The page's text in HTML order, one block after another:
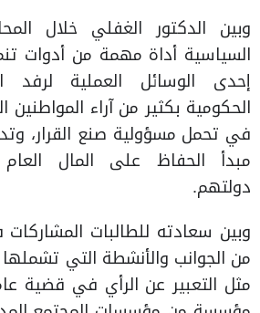
وبين الدكتور الغفلي خلال
السياسية أداة مهمة من أدوات
إحدى الوسائل العملية لرفد
الحكومية بكثير من آراء
في تحمل مسؤولية صنع القرار،
مبدأ الحفاظ على المال
دولتهم.
وبين سعادته للطالبات
من الجوانب والأنشطة التي
مثل التعبير عن الرأي في قضية